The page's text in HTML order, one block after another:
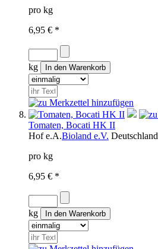
pro kg
6,95 € *
kg
Tomaten, Bocati HK II
Hof e.A.Bioland e.V. Deutschland
pro kg
6,95 € *
kg